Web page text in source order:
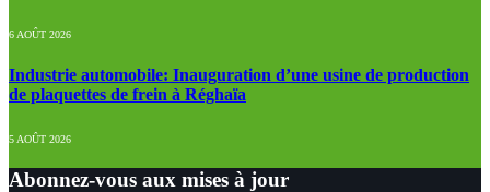
6 AOÛT 2026
Industrie automobile: Inauguration d’une usine de production
de plaquettes de frein à Réghaïa
5 AOÛT 2026
Abonnez-vous aux mises à jour